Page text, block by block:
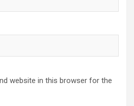
website in this browser for the